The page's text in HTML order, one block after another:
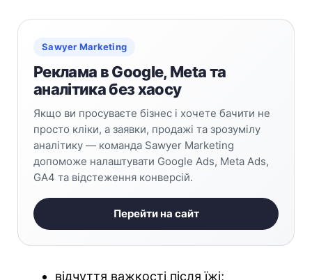
Sawyer Marketing
Реклама в Google, Meta та
аналітика без хаосу
Якщо ви просуваєте бізнес і хочете бачити не
просто кліки, а заявки, продажі та зрозумілу
аналітику — команда Sawyer Marketing
допоможе налаштувати Google Ads, Meta Ads,
GA4 та відстеження конверсій.
Перейти на сайт
відчуття важкості після їжі;